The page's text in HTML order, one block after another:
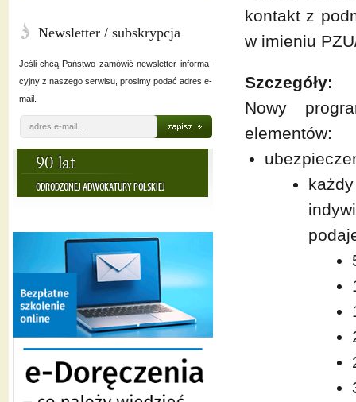
kontakt z
w imieniu
Szczegóły:
Nowy
elementów:
Newsletter / subskrypcja
Jeśli chcą Państwo zamówić newsletter informa-
cyjny z naszego serwisu, prosimy podać adres e-
mail.